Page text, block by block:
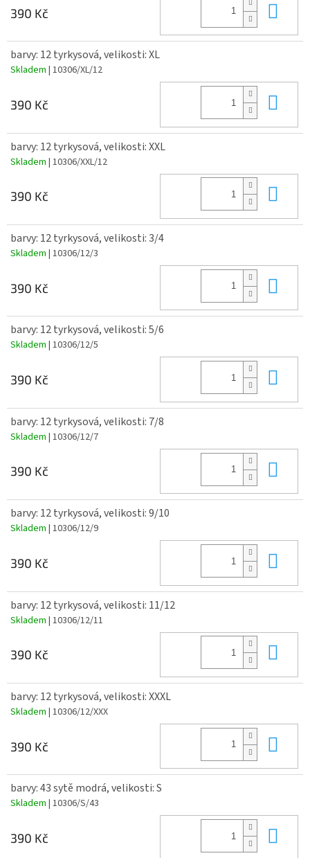
390 Kč
barvy: 12 tyrkysová, velikosti: XL
Skladem | 10306/XL/12
390 Kč
barvy: 12 tyrkysová, velikosti: XXL
Skladem | 10306/XXL/12
390 Kč
barvy: 12 tyrkysová, velikosti: 3/4
Skladem | 10306/12/3
390 Kč
barvy: 12 tyrkysová, velikosti: 5/6
Skladem | 10306/12/5
390 Kč
barvy: 12 tyrkysová, velikosti: 7/8
Skladem | 10306/12/7
390 Kč
barvy: 12 tyrkysová, velikosti: 9/10
Skladem | 10306/12/9
390 Kč
barvy: 12 tyrkysová, velikosti: 11/12
Skladem | 10306/12/11
390 Kč
barvy: 12 tyrkysová, velikosti: XXXL
Skladem | 10306/12/XXX
390 Kč
barvy: 43 sytě modrá, velikosti: S
Skladem | 10306/S/43
390 Kč